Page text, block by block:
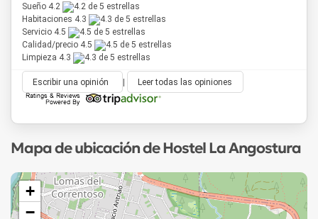
Sueño 4.2
Habitaciones 4.3
Servicio 4.5
Calidad/precio 4.5
Limpieza 4.3
Escribir una opinión Leer todas las opiniones
Mapa de ubicación de Hostel La Angostura
+
−